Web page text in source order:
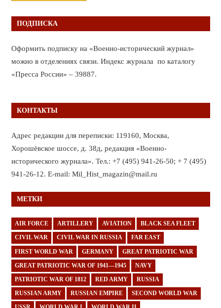
ПОДПИСКА
Оформить подписку на «Военно-исторический журнал»
можно в отделениях связи. Индекс журнала по каталогу
«Пресса России» – 39887.
КОНТАКТЫ
Адрес редакции для переписки: 119160, Москва,
Хорошёвское шоссе, д. 38д, редакция «Военно-
исторического журнала». Тел.: +7 (495) 941-26-50; + 7 (495)
941-26-12. E-mail: Mil_Hist_magazin@mail.ru
МЕТКИ
AIR FORCE ARTILLERY AVIATION BLACK SEA FLEET
CIVIL WAR CIVIL WAR IN RUSSIA FAR EAST
FIRST WORLD WAR GERMANY GREAT PATRIOTIC WAR
GREAT PATRIOTIC WAR OF 1941—1945 NAVY
PATRIOTIC WAR OF 1812 RED ARMY RUSSIA
RUSSIAN ARMY RUSSIAN EMPIRE SECOND WORLD WAR